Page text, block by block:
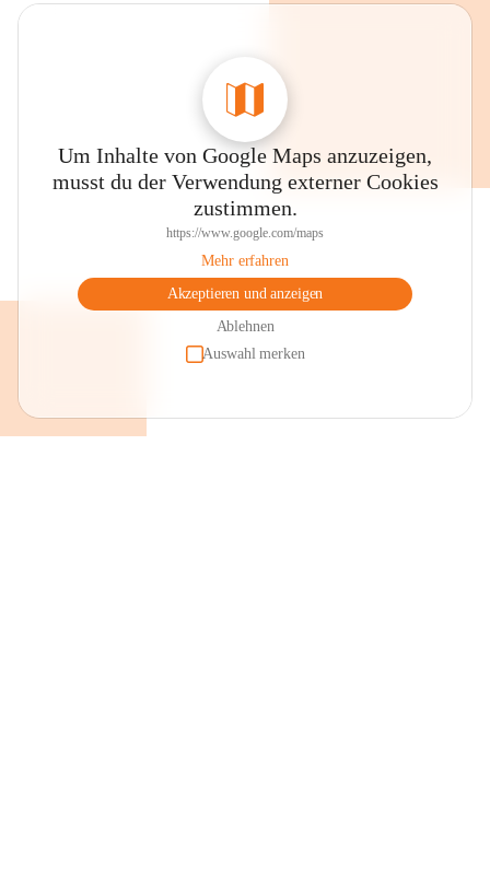
Um Inhalte von Google Maps anzuzeigen,
musst du der Verwendung externer Cookies
zustimmen.
https://www.google.com/maps
Mehr erfahren
Akzeptieren und anzeigen
Ablehnen
Auswahl merken